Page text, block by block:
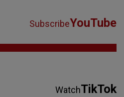
SubscribeYouTube
WatchTikTok